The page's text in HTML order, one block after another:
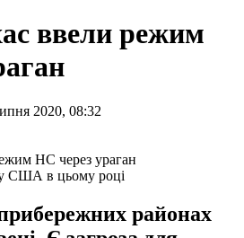
ввели режим
2020, 08:32
США в цьому році
районах